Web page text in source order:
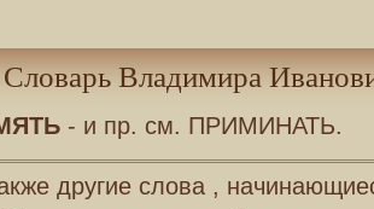
Словарь Владимира
- и пр. см. ПРИМИНАТЬ.
другие слова ,